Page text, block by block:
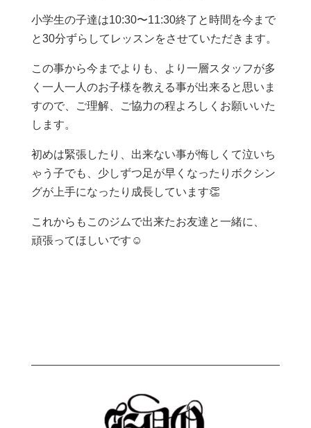
小学生の子達は10:30〜11:30終了と時間を今まで
と30分ずらしてレッスンをさせていただきます。
この事から今までよりも、より一層スタッフが多
く一人一人のお子様を教える事が出来ると思いま
すので、ご理解、ご協力の程よろしくお願いいた
します。
初めは緊張したり、出来ない事が悔しくて泣いち
ゃう子でも、少しずつ足が早くなったりボクシン
グが上手になったり成長しています👏
これからもこのジムで出来たお友達と一緒に、
頑張ってほしいです☺️